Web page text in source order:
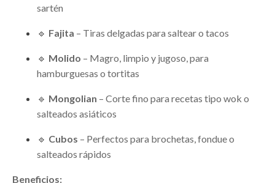
sartén
🔹 Fajita – Tiras delgadas para saltear o tacos
🔹 Molido – Magro, limpio y jugoso, para
hamburguesas o tortitas
🔹 Mongolian – Corte fino para recetas tipo wok o
salteados asiáticos
🔹 Cubos – Perfectos para brochetas, fondue o
salteados rápidos
Beneficios: